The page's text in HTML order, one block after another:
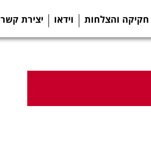
חקיקה והצלחות וידאו יצירת קשר